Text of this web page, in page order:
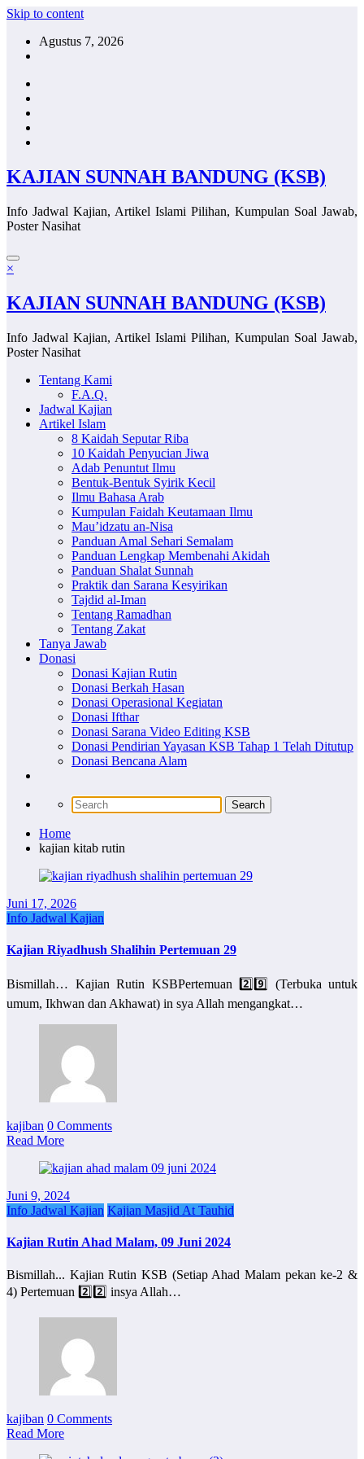
Skip to content
Agustus 7, 2026
KAJIAN SUNNAH BANDUNG (KSB)
Info Jadwal Kajian, Artikel Islami Pilihan, Kumpulan Soal Jawab,
Poster Nasihat
×
KAJIAN SUNNAH BANDUNG (KSB)
Info Jadwal Kajian, Artikel Islami Pilihan, Kumpulan Soal Jawab,
Poster Nasihat
Tentang Kami
F.A.Q.
Jadwal Kajian
Artikel Islam
8 Kaidah Seputar Riba
10 Kaidah Penyucian Jiwa
Adab Penuntut Ilmu
Bentuk-Bentuk Syirik Kecil
Ilmu Bahasa Arab
Kumpulan Faidah Keutamaan Ilmu
Mau’idzatu an-Nisa
Panduan Amal Sehari Semalam
Panduan Lengkap Membenahi Akidah
Panduan Shalat Sunnah
Praktik dan Sarana Kesyirikan
Tajdid al-Iman
Tentang Ramadhan
Tentang Zakat
Tanya Jawab
Donasi
Donasi Kajian Rutin
Donasi Berkah Hasan
Donasi Operasional Kegiatan
Donasi Ifthar
Donasi Sarana Video Editing KSB
Donasi Pendirian Yayasan KSB Tahap 1 Telah Ditutup
Donasi Bencana Alam
Home
kajian kitab rutin
Juni 17, 2026
Info Jadwal Kajian
Kajian Riyadhush Shalihin Pertemuan 29
Bismillah… Kajian Rutin KSBPertemuan 2️⃣9️⃣ (Terbuka untuk
umum, Ikhwan dan Akhawat) in sya Allah mengangkat…
kajiban 0 Comments
Read More
Juni 9, 2024
Info Jadwal Kajian Kajian Masjid At Tauhid
Kajian Rutin Ahad Malam, 09 Juni 2024
Bismillah... Kajian Rutin KSB (Setiap Ahad Malam pekan ke-2 &
4) Pertemuan 2️⃣2️⃣ insya Allah…
kajiban 0 Comments
Read More